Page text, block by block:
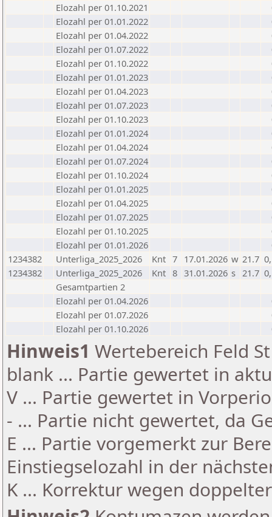
Elozahl per 01.10.2021
Elozahl per 01.01.2022
Elozahl per 01.04.2022
Elozahl per 01.07.2022
Elozahl per 01.10.2022
Elozahl per 01.01.2023
Elozahl per 01.04.2023
Elozahl per 01.07.2023
Elozahl per 01.10.2023
Elozahl per 01.01.2024
Elozahl per 01.04.2024
Elozahl per 01.07.2024
Elozahl per 01.10.2024
Elozahl per 01.01.2025
Elozahl per 01.04.2025
Elozahl per 01.07.2025
Elozahl per 01.10.2025
Elozahl per 01.01.2026
1234382
Unterliga_2025_2026 Knt 7 17.01.2026 w 21.7
1234382
Unterliga_2025_2026 Knt 8 31.01.2026 s 21.7
Gesamtpartien 2
Elozahl per 01.04.2026
Elozahl per 01.07.2026
Elozahl per 01.10.2026
Hinweis1 Wertebereich Feld
blank ... Partie gewertet in
V ... Partie gewertet in
- ... Partie nicht gewertet, da
E ... Partie vorgemerkt zur
Einstiegselozahl in der
K ... Korrektur wegen